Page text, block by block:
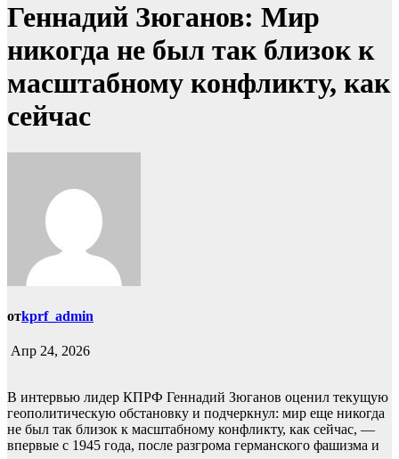
Геннадий Зюганов: Мир
никогда не был так близок к
масштабному конфликту, как
сейчас
отkprf_admin
Апр 24, 2026
В интервью лидер КПРФ Геннадий Зюганов оценил текущую
геополитическую обстановку и подчеркнул: мир еще никогда
не был так близок к масштабному конфликту, как сейчас, —
впервые с 1945 года, после разгрома германского фашизма и